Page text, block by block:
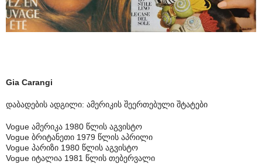
Gia Carangi
დაბადების ადგილი: ამერიკის შეერთებული შტატები
Vogue ამერიკა 1980 წლის აგვისტო
Vogue ბრიტანეთი 1979 წლის აპრილი
Vogue პარიზი 1980 წლის აგვისტო
Vogue იტალია 1981 წლის თებერვალი